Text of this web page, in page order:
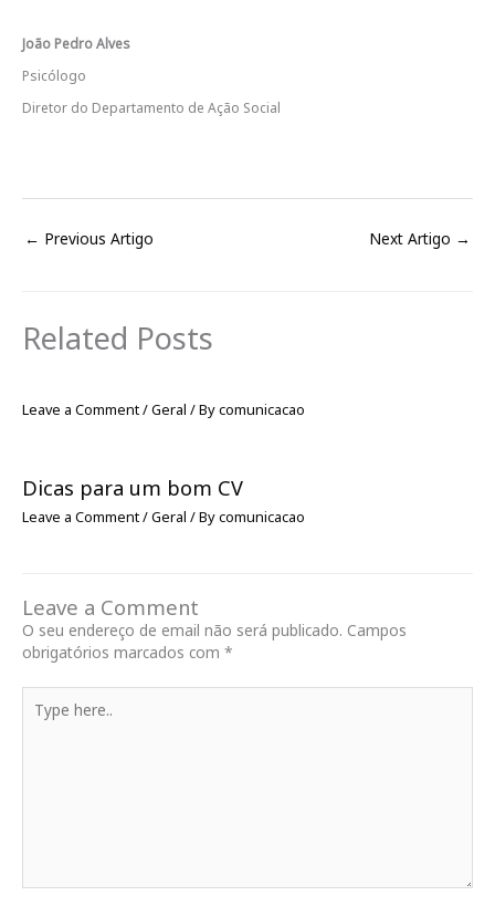
João Pedro Alves
Psicólogo
Diretor do Departamento de Ação Social
← Previous Artigo Next Artigo →
Related Posts
Leave a Comment/Geral / Bycomunicacao
Dicas para um bom CV
Leave a Comment/Geral / Bycomunicacao
Leave a Comment
O seu endereço de email não será publicado. Campos
obrigatórios marcados com *
here..